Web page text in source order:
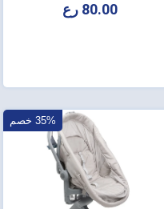
80.00 رع
35% خصم